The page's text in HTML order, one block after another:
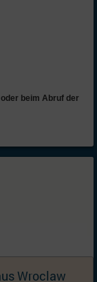
oder beim Abruf der
, Sohn (5, lebt bei
Kinder
Wroclaw